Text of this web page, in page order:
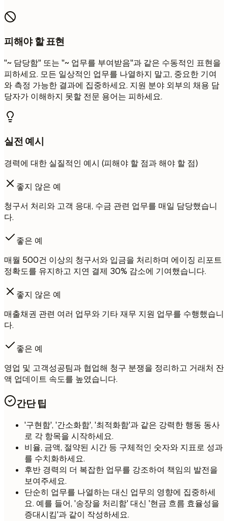
피해야 할 표현
"~ 담당함" 또는 "~ 업무를 부여받음"과 같은 수동적인 표현을
피하세요. 모든 일상적인 업무를 나열하지 말고, 중요한 기여
와 측정 가능한 결과에 집중하세요. 지원 분야 외부의 채용 담
당자가 이해하지 못할 전문 용어는 피하세요.
실전 예시
경력에 대한 실질적인 예시 (피해야 할 점과 해야 할 점)
좋지 않은 예
청구서 처리와 고객 응대, 수금 관련 업무를 매일 담당했습니
다.
좋은 예
매월 500건 이상의 청구서와 입금을 처리하며 에이징 리포트
정확도를 유지하고 지연 결제 30% 감소에 기여했습니다.
좋지 않은 예
매출채권 관련 여러 업무와 기타 재무 지원 업무를 수행했습니
다.
좋은 예
영업 및 고객성공팀과 협업해 청구 분쟁을 정리하고 거래처 잔
액 업데이트 속도를 높였습니다.
간단 팁
'구현함', '간소화함', '최적화함'과 같은 강력한 행동 동사
로 각 항목을 시작하세요.
비율, 금액, 절약된 시간 등 구체적인 숫자와 지표로 성과
를 수치화하세요.
후반 경력의 더 복잡한 업무를 강조하여 책임의 발전을
보여주세요.
단순히 업무를 나열하는 대신 업무의 영향에 집중하세
요. 예를 들어, '송장을 처리함' 대신 '현금 흐름 효율성을
증대시킴'과 같이 작성하세요.